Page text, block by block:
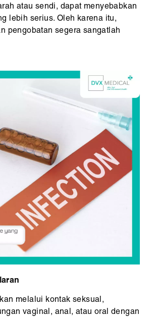
atau sendi, dapat menyebabkan
lebih serius. Oleh karena itu,
pengobatan segera sangatlah
melalui kontak seksual,
vaginal, anal, atau oral dengan